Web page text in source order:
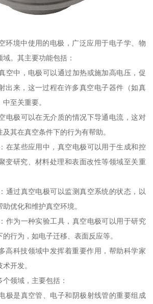
环境中使用的电极，广泛应用于电子学、物
。其主要功能包括：
空中，电极可以通过加热或施加高电压，促
出来，这一过程在许多真空电子器件（如真
至关重要。
电极可以在无介质的情况下导通电流，这对
其在真空条件下的行为有帮助。
在某些应用中，真空电极可以用于生成和控
变研究、材料处理和表面改性等领域至关重
通过真空电极可以监测真空系统的状态，以
优化和维护真空环境。
作为一种实验工具，真空电极可以用于研究
行为，如电子迁移、表面反应等。
高科技领域中发挥着重要作用，帮助科学家
开发。
领域，主要包括：
极是真空管、电子和阴极射线管的重要组成